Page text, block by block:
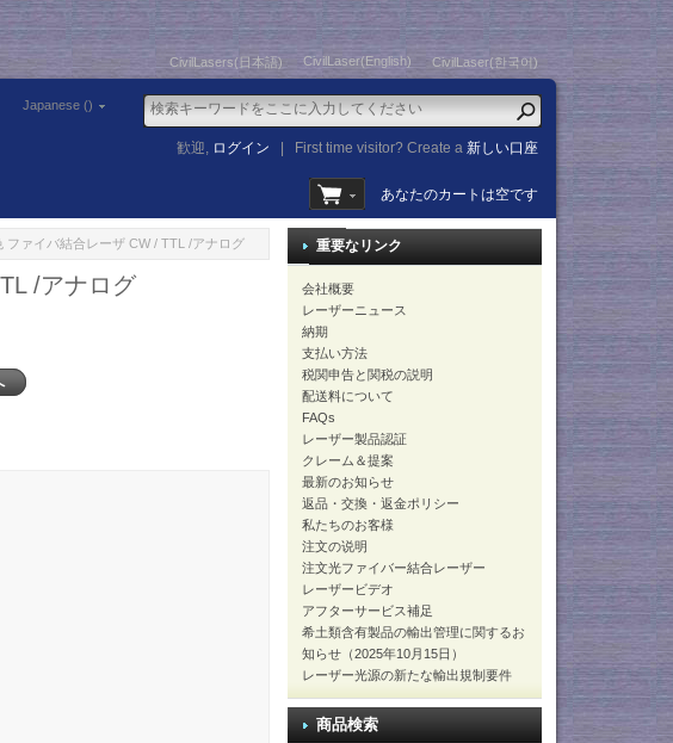
CivilLasers(日本語) CivilLaser(English) CivilLaser(한국어)
Japanese ()
歓迎, ログイン First time visitor? Create a新しい口座
あなたのカートは空です
ァイバ結合レーザ CW / TTL /アナログ
/アナログ
重要なリンク
会社概要
レーザーニュース
納期
支払い方法
税関申告と関税の説明
配送料について
FAQs
レーザー製品認証
クレーム＆提案
最新のお知らせ
返品・交換・返金ポリシー
私たちのお客様
注文の说明
注文光ファイバー結合レーザー
レーザービデオ
アフターサービス補足
希土類含有製品の輸出管理に関するお
知らせ（2025年10月15日）
レーザー光源の新たな輸出規制要件
商品検索